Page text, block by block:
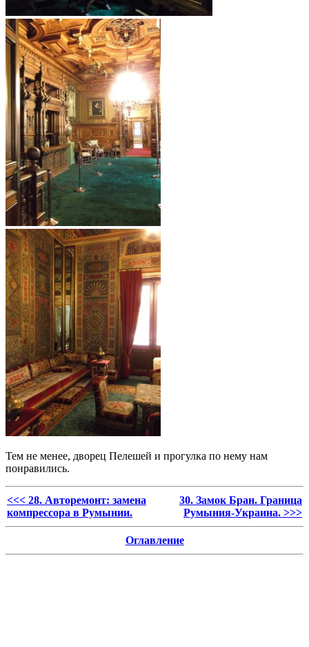
Тем не менее, дворец Пелешей и прогулка по нему нам
понравились.
<<< 28. Авторемонт: замена
компрессора в Румынии.
30. Замок Бран. Граница
Румыния-Украина. >>>
Оглавление